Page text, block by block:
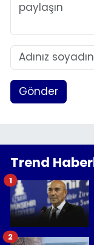
Gönder
Trend
1
2